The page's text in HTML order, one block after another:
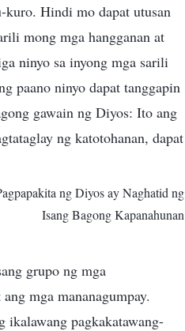
kuro. Hindi mo dapat utusan
mong mga hangganan at
ninyo sa inyong mga sarili
paano ninyo dapat tanggapin
gawain ng Diyos: Ito ang
ng katotohanan, dapat
ng Diyos ay Naghatid ng
Isang Bagong Kapanahunan
grupo ng mga
mga mananagumpay.
ikalawang pagkakatawang-